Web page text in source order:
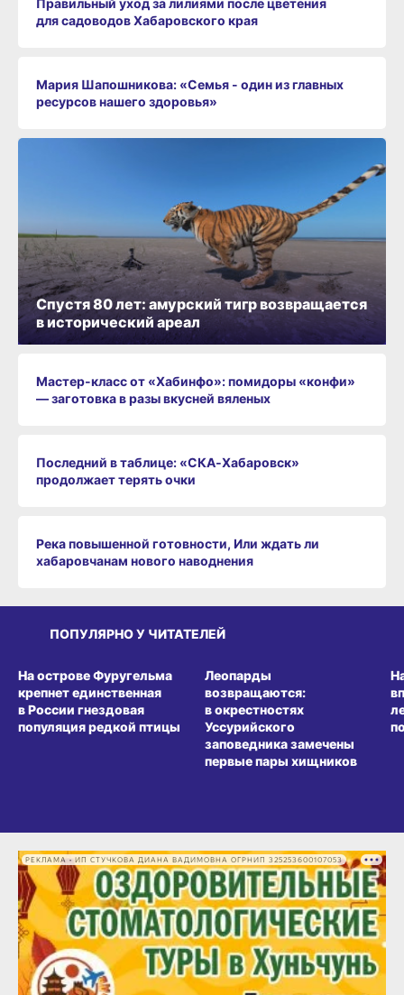
Правильный уход за лилиями после цветения
для садоводов Хабаровского края
Мария Шапошникова: «Семья - один из главных
ресурсов нашего здоровья»
Мастер-класс от «Хабинфо»: помидоры «конфи»
— заготовка в разы вкусней вяленых
Последний в таблице: «СКА‑Хабаровск»
продолжает терять очки
Река повышенной готовности, Или ждать ли
хабаровчанам нового наводнения
Спустя 80 лет: амурский тигр возвращается
в исторический ареал
ПОПУЛЯРНО У ЧИТАТЕЛЕЙ
На острове Фуругельма
крепнет единственная
в России гнездовая
популяция редкой птицы
Леопарды
возвращаются:
в окрестностях
Уссурийского
заповедника замечены
первые пары хищников
РЕКЛАМА • ИП СТУЧКОВА ДИАНА ВАДИМОВНА ОГРНИП 325253600107053